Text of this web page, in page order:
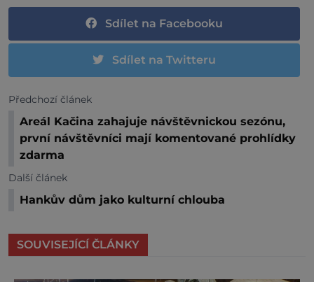
Sdílet na Facebooku
Sdílet na Twitteru
Předchozí článek
Areál Kačina zahajuje návštěvnickou sezónu,
první návštěvníci mají komentované prohlídky
zdarma
Další článek
Hankův dům jako kulturní chlouba
SOUVISEJÍCÍ ČLÁNKY